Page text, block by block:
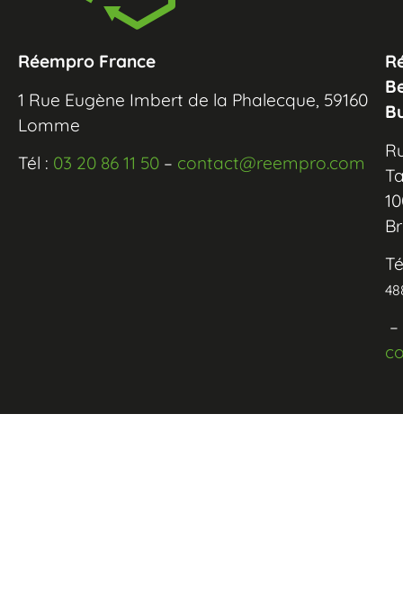
Réempro France
1 Rue Eugène Imbert de la Phalecque, 59160
Lomme
Tél : 03 20 86 11 50 – contact@reempro.com
–